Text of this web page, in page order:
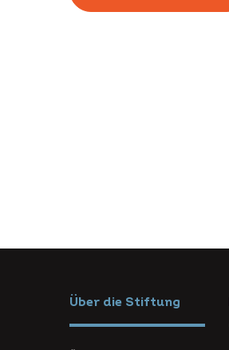
Über die Stiftung